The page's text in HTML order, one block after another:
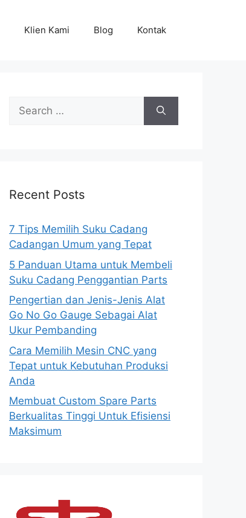
Klien Kami Blog Kontak
Search
for:
Recent Posts
7 Tips Memilih Suku Cadang
Cadangan Umum yang Tepat
5 Panduan Utama untuk Membeli
Suku Cadang Penggantian Parts
Pengertian dan Jenis-Jenis Alat
Go No Go Gauge Sebagai Alat
Ukur Pembanding
Cara Memilih Mesin CNC yang
Tepat untuk Kebutuhan Produksi
Anda
Membuat Custom Spare Parts
Berkualitas Tinggi Untuk Efisiensi
Maksimum